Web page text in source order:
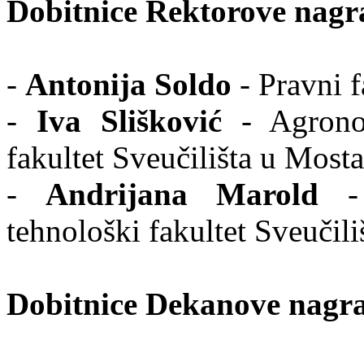
Dobitnice Rektorove
- Antonija Soldo - Pravni
- Iva Slišković-
fakultet Sveučilišta u
-Andrijana Marold -
tehnološki fakultet
Dobitnice Dekanove